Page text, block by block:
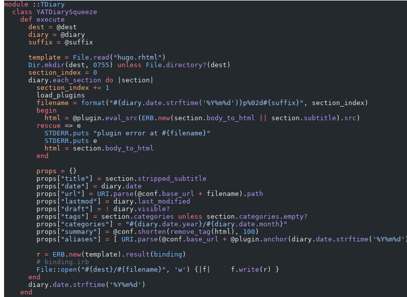
module :: TDiary
  class
YATDiarySqueeze
    def
execute
      dest
= @dest
      diary
= @diary
      suffix
= @suffix
      template
= File . read ( "hugo.rhtml" )
      Dir
. mkdir(dest, 0755 ) unless File . directory? (dest)
      section_index
= 0
      diary.
each_section do |section|
        section_index
+= 1
        load_plugins
        filename
= format ( "#{diary. date . strftime ( '%Y%m%d' )}p%02d#{suffix} " , section_index)
        begin
          html
= @plugin. eval_src ( ERB . new(section. body_to_html section. subtitle ). src )
        rescue
=> e
          STDERR
. puts "plugin error at #{filename} "
          STDERR
. puts e
          html
= section. body_to_html
        end
        props
= {}
        props[
"title" = section. stripped_subtitle
        props[
"date" = diary. date
        props[
"url" = URI . parse (@conf. base_url + filename). path
        props[
"lastmod" = diary. last_modified
        props[
"draft" = ! diary. visible?
        props[
"tags" = section. categories unless section. categories . empty?
        props[
"categories" = "#{diary. date . year }/#{diary. date . month } "
        props[
"summary" = @conf. shorten ( remove_tag (html), 100 )
        props[
"aliases" = URI . parse (@conf. base_url + @plugin. anchor(diary. date . strftime ( '%Y%m%d'
        r
= ERB . new(template). result ( binding )
        # binding.irb
        File
:: open ( "#{dest}/#{filename} " , 'w' ) {|f|	f. write (r) }
      end
      diary.
date . strftime ( '%Y%m%d' )
    end